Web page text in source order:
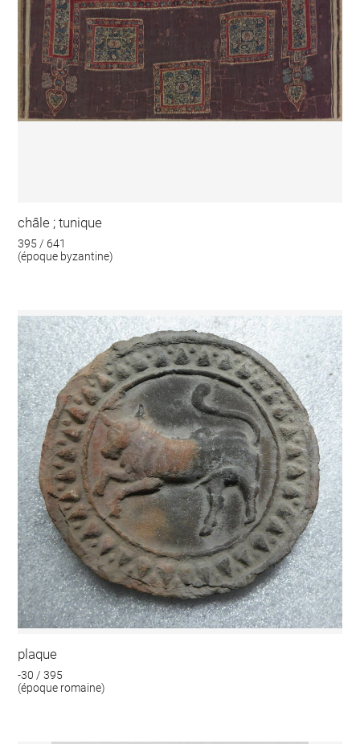
châle ; tunique
395 / 641
(époque byzantine)
plaque
-30 / 395
(époque romaine)